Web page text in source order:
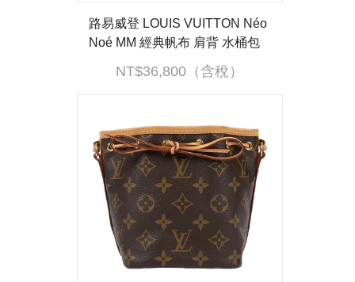
路易威登 LOUIS VUITTON Néo
Noé MM 經典帆布 肩背 水桶包
紅色 M44021 紅原花NEONOE
水桶 防塵袋/背帶
NT$36,800（含稅）